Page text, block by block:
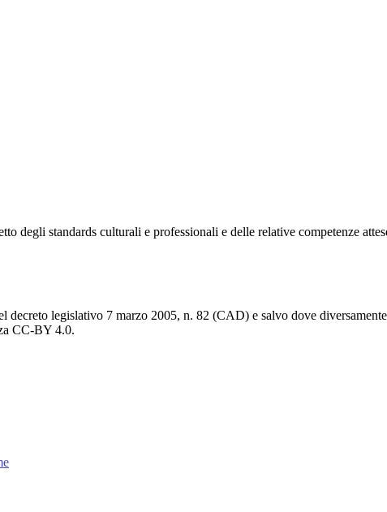
degli standards culturali e professionali e delle relative competenze
decreto legislativo 7 marzo 2005, n. 82 (CAD) e salvo dove
CC-BY 4.0.